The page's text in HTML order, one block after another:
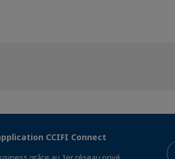
CCIFI Connect